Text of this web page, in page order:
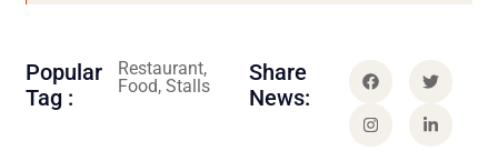
Popular
Tag :
Restaurant,
Food, Stalls
Share
News: